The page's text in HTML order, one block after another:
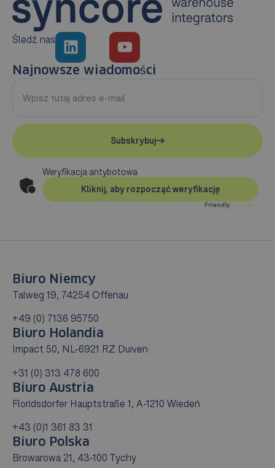
Śledź nas
Najnowsze wiadomości
Weryfikacja antybotowa
Kliknij, aby rozpocząć weryfikację
FriendlyCaptcha ⇗
Subskrybuj
Biuro Niemcy
Talweg 19, 74254 Offenau
+49 (0) 7136 95750
Biuro Holandia
Impact 50, NL-6921 RZ Duiven
+31 (0) 313 478 600
Biuro Austria
Floridsdorfer Hauptstraße 1, A-1210 Wiedeń
+43 (0)1 361 83 31
Biuro Polska
Browarowa 21, 43-100 Tychy